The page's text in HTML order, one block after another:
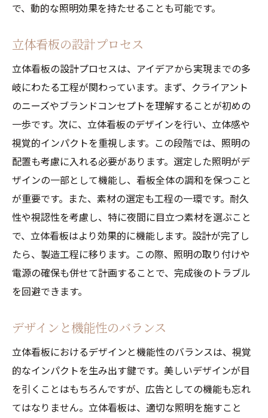
で、動的な照明効果を持たせることも可能です。
立体看板の設計プロセス
立体看板の設計プロセスは、アイデアから実現までの多
岐にわたる工程が関わっています。まず、クライアント
のニーズやブランドコンセプトを理解することが初めの
一歩です。次に、立体看板のデザインを行い、立体感や
視覚的インパクトを重視します。この段階では、照明の
配置も考慮に入れる必要があります。選定した照明がデ
ザインの一部として機能し、看板全体の調和を保つこと
が重要です。また、素材の選定も工程の一環です。耐久
性や視認性を考慮し、特に夜間に目立つ素材を選ぶこと
で、立体看板はより効果的に機能します。設計が完了し
たら、製造工程に移ります。この際、照明の取り付けや
電源の確保も併せて計画することで、完成後のトラブル
を回避できます。
デザインと機能性のバランス
立体看板におけるデザインと機能性のバランスは、視覚
的なインパクトを生み出す鍵です。美しいデザインが目
を引くことはもちろんですが、広告としての機能も忘れ
てはなりません。立体看板は、適切な照明を施すこと